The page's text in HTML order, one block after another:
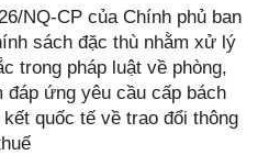
NQ-CP của Chính phủ ban
sách đặc thù nhằm xử lý
trong pháp luật về phòng,
đáp ứng yêu cầu cấp bách
quốc tế về trao đổi thông